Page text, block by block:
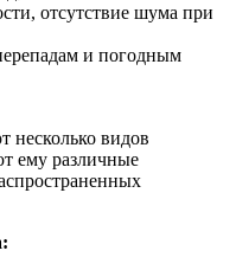
отсутствие шума при
и погодным
несколько видов
ему различные